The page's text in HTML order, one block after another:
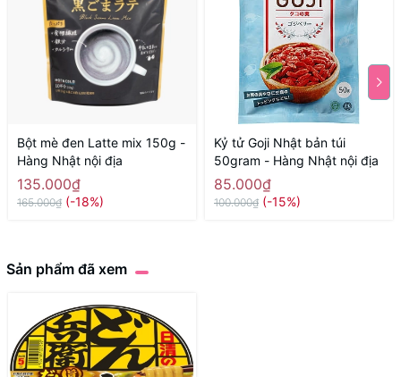
Bột mè đen Latte mix 150g -
Hàng Nhật nội địa
135.000₫
165.000₫ (-18%)
Kỷ tử Goji Nhật bản túi
50gram - Hàng Nhật nội địa
85.000₫
100.000₫ (-15%)
Sản phẩm đã xem